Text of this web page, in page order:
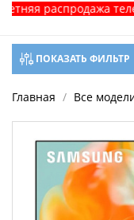
ПОКАЗАТЬ ФИЛЬТР
Главная Все